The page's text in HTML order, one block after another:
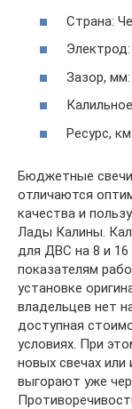
Страна:
Зазор, мм:
Ресурс,
Бюджетные свечи
отличаются
качества и
Лады Калины.
для ДВС на 8 и 16
показателям
установке
владельцев нет
доступная
условиях. При
новых свечах
выгорают уже